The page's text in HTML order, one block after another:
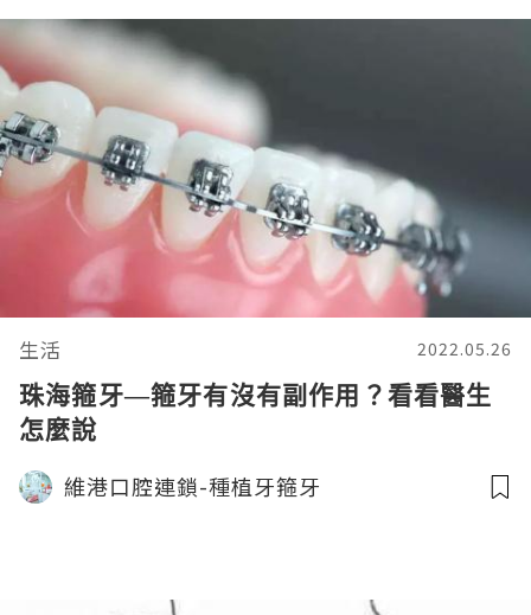
生活 2022.05.26
珠海箍牙—箍牙有沒有副作用？看看醫生
怎麼說
維港口腔連鎖-種植牙箍牙